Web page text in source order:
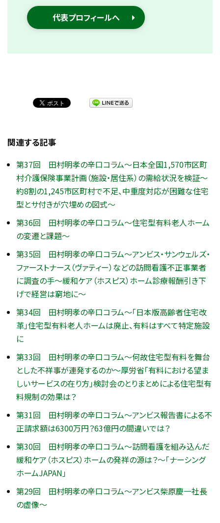
代表プロフィールへ
関連する記事
第37回 田村明孝の辛口コラム～日本全国1,570市区町
村介護保険事業計画（施設・居住系）の需給状況を検証～
約8割の1,245市区町村で不足、中重度対応が困難な住宅
型とサ付きが穴埋めの図式～
第36回 田村明孝の辛口コラム～住宅型有料老人ホーム
の変遷と課題～
第35回 田村明孝の辛口コラム～アンビス・サンウェルズ・
ファーストナース（ヴァティー）などの訪問看護不正事業者
に調査の手～緩和ケア（ホスピス）ホーム診療報酬引き下
げで経営は窮地に～
第34回 田村明孝の辛口コラム～「日本版高齢者住宅改
革」住宅型有料老人ホームは廃止、有料はすべて特定施設
に
第33回 田村明孝の辛口コラム～何故住宅型有料を舞台
とした不祥事が連発するのか～厚労省「有料における望ま
しいサービスの在り方」検討会のとりまとめによる住宅型有
料規制の効果は？
第31回 田村明孝の辛口コラム～アンビス報告書による不
正請求額は6300万円？63億円の間違いでは？
第30回 田村明孝の辛口コラム～訪問看護を組み込んだ
緩和ケア（ホスピス）ホームの発祥の源は？～「ナーシング
ホームJAPAN」
第29回 田村明孝の辛口コラム～アンビス柴原慶一社長
の虚像～